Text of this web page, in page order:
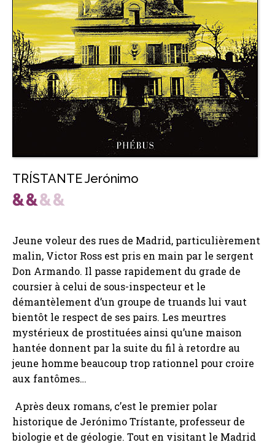
TRÍSTANTE Jerónimo
Jeune voleur des rues de Madrid, particulièrement
malin, Victor Ross est pris en main par le sergent
Don Armando. Il passe rapidement du grade de
coursier à celui de sous-inspecteur et le
démantèlement d’un groupe de truands lui vaut
bientôt le respect de ses pairs. Les meurtres
mystérieux de prostituées ainsi qu’une maison
hantée donnent par la suite du fil à retordre au
jeune homme beaucoup trop rationnel pour croire
aux fantômes…
Après deux romans, c’est le premier polar
historique de Jerónimo Trístante, professeur de
biologie et de géologie. Tout en visitant le Madrid